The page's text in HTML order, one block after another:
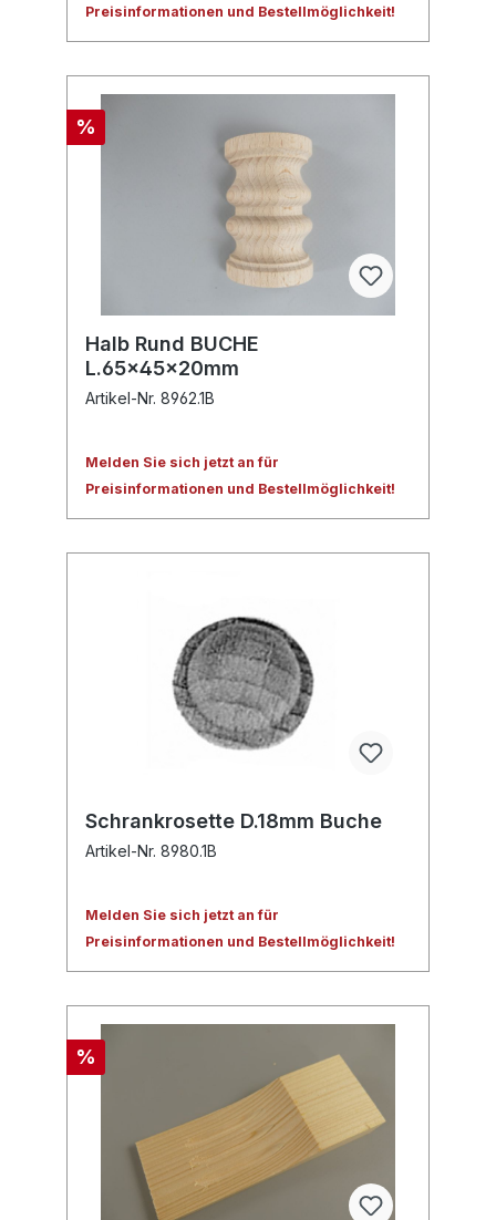
Preisinformationen und Bestellmöglichkeit!
%
Halb Rund BUCHE
L.65x45x20mm
Artikel-Nr. 8962.1B
Melden Sie sich jetzt an für
Preisinformationen und Bestellmöglichkeit!
Schrankrosette D.18mm Buche
Artikel-Nr. 8980.1B
Melden Sie sich jetzt an für
Preisinformationen und Bestellmöglichkeit!
%